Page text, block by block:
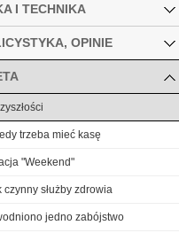
I TECHNIKA
OPINIE
trzeba mieć kasę
"Weekend"
czynny służby zdrowia
jedno zabójstwo